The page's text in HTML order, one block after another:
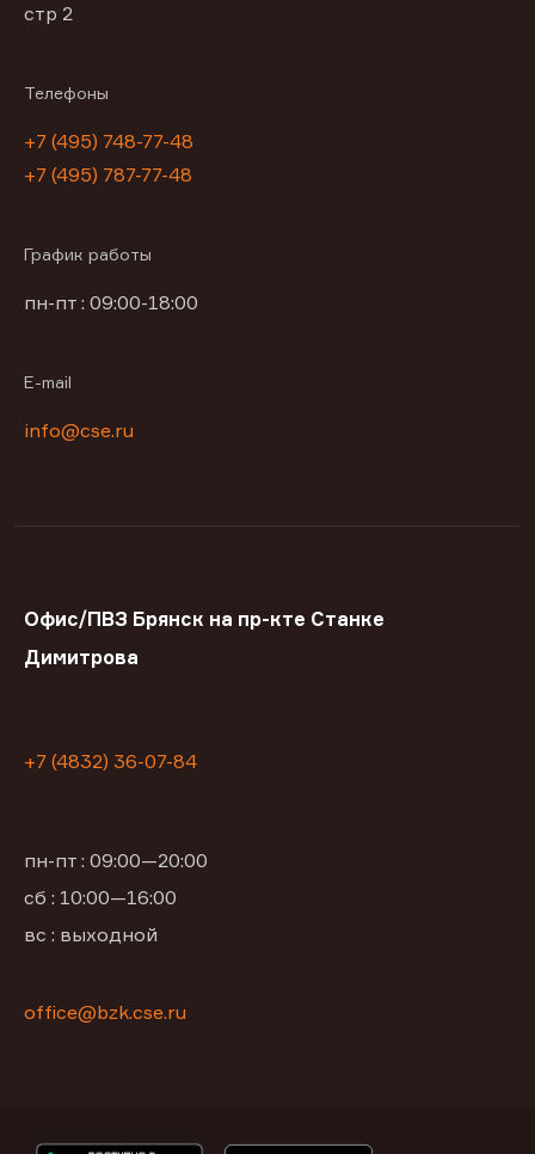
стр 2
Телефоны
+7 (495) 748-77-48
+7 (495) 787-77-48
График работы
пн-пт : 09:00-18:00
E-mail
info@cse.ru
Офис/ПВЗ Брянск на пр-кте Станке
Димитрова
+7 (4832) 36-07-84
пн-пт : 09:00—20:00
сб : 10:00—16:00
вс : выходной
office@bzk.cse.ru